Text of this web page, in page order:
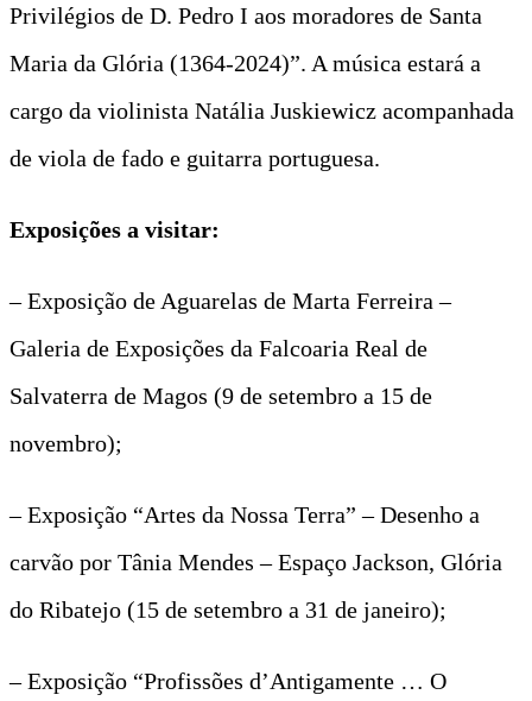
Privilégios de D. Pedro I aos moradores de Santa
Maria da Glória (1364-2024)”. A música estará a
cargo da violinista Natália Juskiewicz acompanhada
de viola de fado e guitarra portuguesa.
Exposições a visitar:
– Exposição de Aguarelas de Marta Ferreira –
Galeria de Exposições da Falcoaria Real de
Salvaterra de Magos (9 de setembro a 15 de
novembro);
– Exposição “Artes da Nossa Terra” – Desenho a
carvão por Tânia Mendes – Espaço Jackson, Glória
do Ribatejo (15 de setembro a 31 de janeiro);
– Exposição “Profissões d’Antigamente … O